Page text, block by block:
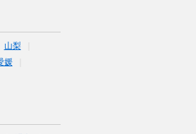
山梨
媛